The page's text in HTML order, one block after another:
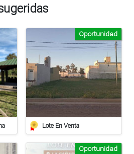
Lote En Venta
Oportunidad
Oportunidad